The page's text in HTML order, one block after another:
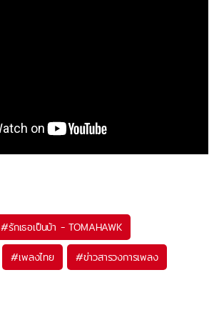
#รักเธอเป็นบ้า - TOMAHAWK
#เพลงไทย #ข่าวสารวงการเพลง